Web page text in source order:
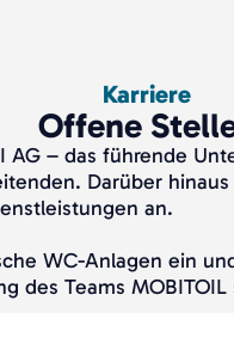
Karriere
Offene
AG – das führende
Darüber
an.
WC-Anlagen ein
des Teams